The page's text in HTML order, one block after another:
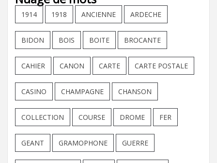
1914 1918 ANCIENNE ARDECHE
BIDON BOIS BOITE BROCANTE
CAHIER CANON CARTE CARTE POSTALE
CASINO CHAMPAGNE CHANSON
COLLECTION COURSE DROME FER
GEANT GRAMOPHONE GUERRE